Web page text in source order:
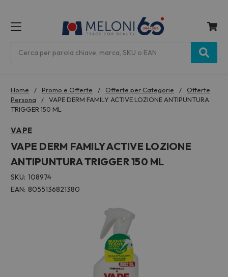
Home Promo e Offerte Offerte per Categorie
Offerte
Persona
VAPE DERM FAMILY ACTIVE LOZIONE ANTIPUNTURA
TRIGGER 150 ML
VAPE
VAPE DERM FAMILY ACTIVE LOZIONE
ANTIPUNTURA TRIGGER 150 ML
SKU: 108974
EAN: 8055136821380